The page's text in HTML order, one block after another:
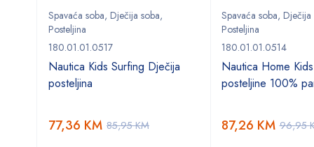
Spavaća soba, Dječija soba,
Posteljina
180.01.01.0517
Nautica Kids Surfing Dječija
posteljina
85,95KM
77,36 KM
Spavaća soba, Dječija
Posteljina
180.01.01.0514
Nautica Home
posteljine 100%
96,95
87,26 KM